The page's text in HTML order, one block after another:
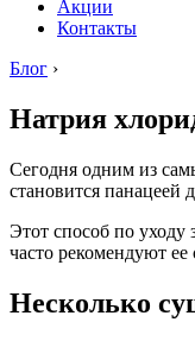
Акции
Контакты
Блог ›
Натрия
Сегодня одним из
становится панацеей
Этот способ по уходу
часто рекомендуют
Несколько